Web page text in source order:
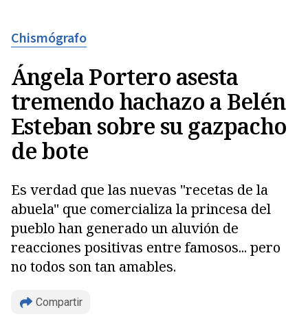
Chismógrafo
Ángela Portero asesta
tremendo hachazo a Belén
Esteban sobre su gazpacho
de bote
Es verdad que las nuevas "recetas de la
abuela" que comercializa la princesa del
pueblo han generado un aluvión de
reacciones positivas entre famosos... pero
no todos son tan amables.
Compartir
Copiar